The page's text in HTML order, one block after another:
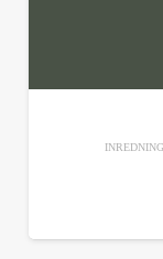
INREDNING